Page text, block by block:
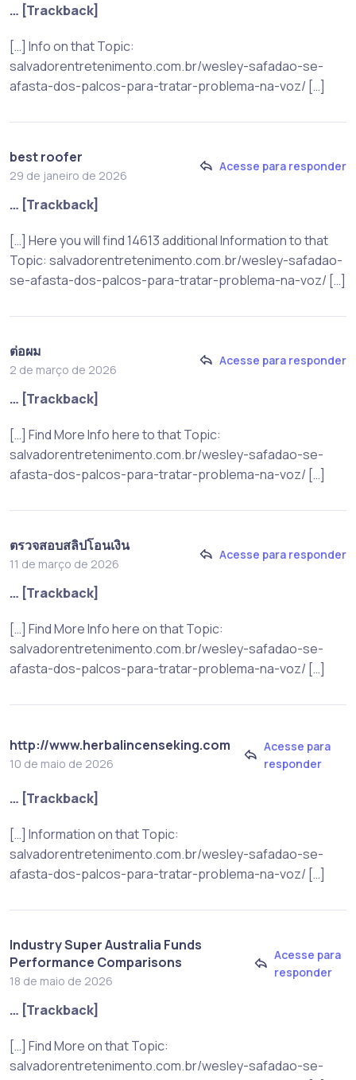
… [Trackback]
[…] Info on that Topic:
salvadorentretenimento.com.br/wesley-safadao-se-
afasta-dos-palcos-para-tratar-problema-na-voz/ […]
best roofer
29 de janeiro de 2026
Acesse para responder
… [Trackback]
[…] Here you will find 14613 additional Information to that
Topic: salvadorentretenimento.com.br/wesley-safadao-
se-afasta-dos-palcos-para-tratar-problema-na-voz/ […]
ต่อผม
2 de março de 2026
Acesse para responder
… [Trackback]
[…] Find More Info here to that Topic:
salvadorentretenimento.com.br/wesley-safadao-se-
afasta-dos-palcos-para-tratar-problema-na-voz/ […]
ตรวจสอบสลิปโอนเงิน
11 de março de 2026
Acesse para responder
… [Trackback]
[…] Find More Info here on that Topic:
salvadorentretenimento.com.br/wesley-safadao-se-
afasta-dos-palcos-para-tratar-problema-na-voz/ […]
http://www.herbalincenseking.com
10 de maio de 2026
Acesse para
responder
… [Trackback]
[…] Information on that Topic:
salvadorentretenimento.com.br/wesley-safadao-se-
afasta-dos-palcos-para-tratar-problema-na-voz/ […]
Industry Super Australia Funds
Performance Comparisons
18 de maio de 2026
Acesse para
responder
… [Trackback]
[…] Find More on that Topic:
salvadorentretenimento.com.br/wesley-safadao-se-